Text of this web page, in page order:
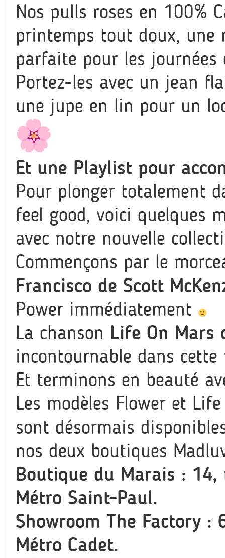
Nos pulls roses en 100%
printemps tout doux, une
parfaite pour les journées
Portez-les avec un jean
une jupe en lin pour un
Et une Playlist pour
Pour plonger totalement
feel good, voici quelques
avec notre nouvelle
Commençons par le
Francisco de Scott
Power immédiatement
La chanson Life On Mars
incontournable dans
Et terminons en beauté
Les modèles Flower et
sont désormais
nos deux boutiques
Boutique du Marais :
Métro Saint-Paul.
Showroom The Factory
Métro Cadet.